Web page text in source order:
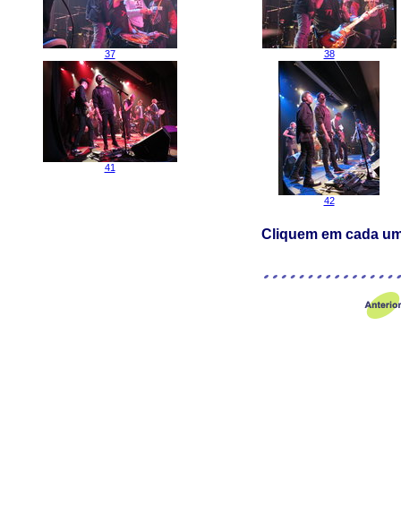
37 38
41
42
Cliquem em cada